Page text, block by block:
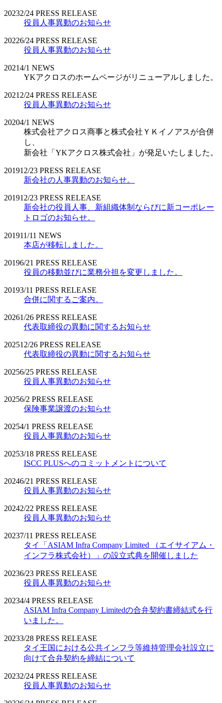
20232/24 PRESS RELEASE
役員人事異動のお知らせ
20226/24 PRESS RELEASE
役員人事異動のお知らせ
20214/1 NEWS
YKアクロスのホームページがリニューアルしました。
2021 2/24 PRESS RELEASE
役員人事異動のお知らせ
20204/1 NEWS
株式会社アクロス商事と株式会社ＹＫイノアスが合併
し、
新会社「YKアクロス株式会社」が発足いたしました。
201912/23 PRESS RELEASE
新会社の人事異動のお知らせ。
201912/23 PRESS RELEASE
新会社の役員人事、新組織体制ならびに新コーポレー
トロゴのお知らせ。
201911/11 NEWS
本店が移転しました。
20196/21 PRESS RELEASE
役員の移動並びに業務分担を変更しました。
20193/11 PRESS RELEASE
合併に関するご案内。
20261/26 PRESS RELEASE
代表取締役の異動に関するお知らせ
202512/26 PRESS RELEASE
代表取締役の異動に関するお知らせ
20256/25 PRESS RELEASE
役員人事異動のお知らせ
20256/2 PRESS RELEASE
保険事業譲渡のお知らせ
20254/1 PRESS RELEASE
役員人事異動のお知らせ
20253/18 PRESS RELEASE
ISCC PLUSへのコミットメントについて
20246/21 PRESS RELEASE
役員人事異動のお知らせ
20242/22 PRESS RELEASE
役員人事異動のお知らせ
20237/11 PRESS RELEASE
タイ「ASIAM Infra Company Limited （エイサイアム・
インフラ株式会社）」の設立式典を開催しました
20236/23 PRESS RELEASE
役員人事異動のお知らせ
20234/4 PRESS RELEASE
ASIAM Infra Company Limitedの合弁契約書締結式を行
いました。
20233/28 PRESS RELEASE
タイ王国における公共インフラ等維持管理会社設立に
向けて合弁契約を締結について
20232/24 PRESS RELEASE
役員人事異動のお知らせ